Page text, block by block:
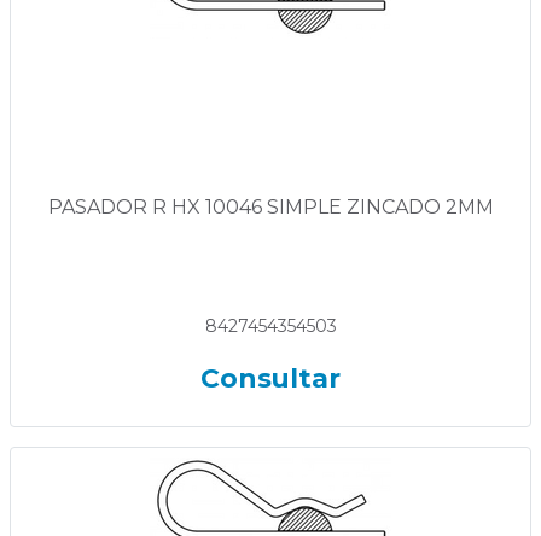
PASADOR R HX 10046 SIMPLE ZINCADO 2MM
8427454354503
Consultar